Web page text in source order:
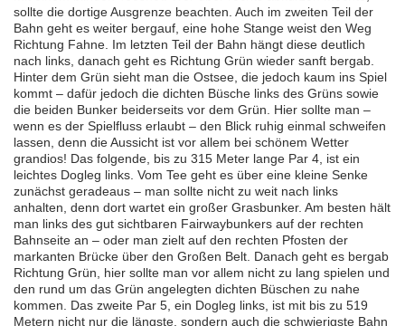
sollte die dortige Ausgrenze beachten. Auch im zweiten Teil der
Bahn geht es weiter bergauf, eine hohe Stange weist den Weg
Richtung Fahne. Im letzten Teil der Bahn hängt diese deutlich
nach links, danach geht es Richtung Grün wieder sanft bergab.
Hinter dem Grün sieht man die Ostsee, die jedoch kaum ins Spiel
kommt – dafür jedoch die dichten Büsche links des Grüns sowie
die beiden Bunker beiderseits vor dem Grün. Hier sollte man –
wenn es der Spielfluss erlaubt – den Blick ruhig einmal schweifen
lassen, denn die Aussicht ist vor allem bei schönem Wetter
grandios! Das folgende, bis zu 315 Meter lange Par 4, ist ein
leichtes Dogleg links. Vom Tee geht es über eine kleine Senke
zunächst geradeaus – man sollte nicht zu weit nach links
anhalten, denn dort wartet ein großer Grasbunker. Am besten hält
man links des gut sichtbaren Fairwaybunkers auf der rechten
Bahnseite an – oder man zielt auf den rechten Pfosten der
markanten Brücke über den Großen Belt. Danach geht es bergab
Richtung Grün, hier sollte man vor allem nicht zu lang spielen und
den rund um das Grün angelegten dichten Büschen zu nahe
kommen. Das zweite Par 5, ein Dogleg links, ist mit bis zu 519
Metern nicht nur die längste, sondern auch die schwierigste Bahn